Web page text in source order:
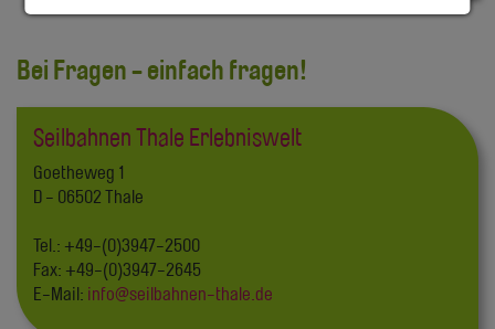
Bei Fragen - einfach fragen!
Seilbahnen Thale Erlebniswelt
Goetheweg 1
D - 06502 Thale
Tel.: +49-(0)3947-2500
Fax: +49-(0)3947-2645
E-Mail: info@seilbahnen-thale.de